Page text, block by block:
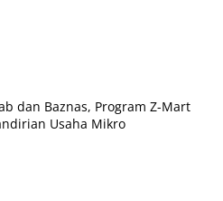
dan Baznas, Program Z-Mart
Usaha Mikro